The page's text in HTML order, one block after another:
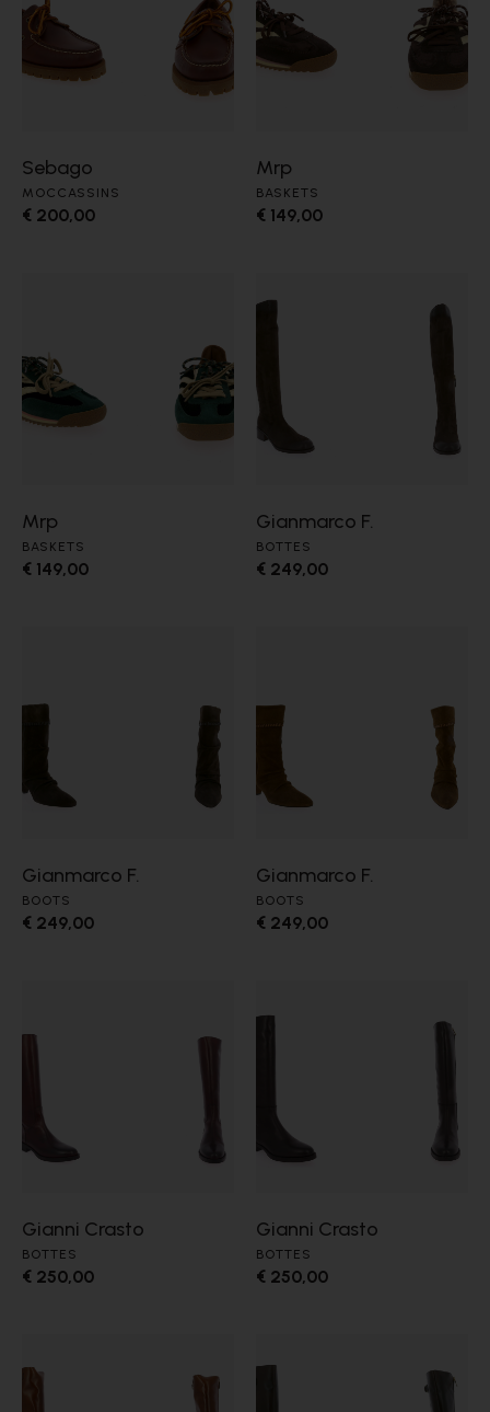
Sebago
MOCCASSINS
€ 200,00
Mrp
BASKETS
€ 149,00
Mrp
BASKETS
€ 149,00
Gianmarco F.
BOTTES
€ 249,00
Gianmarco F.
BOOTS
€ 249,00
Gianmarco F.
BOOTS
€ 249,00
Gianni Crasto
BOTTES
€ 250,00
Gianni Crasto
BOTTES
€ 250,00